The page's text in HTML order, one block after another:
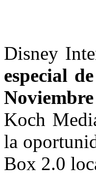
Disney
especial
Noviembre
Koch
la
Box 2.0